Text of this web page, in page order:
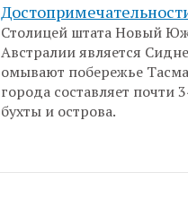
Столицей штата Новый
Австралии является
омывают побережье
города составляет почти
бухты и острова.